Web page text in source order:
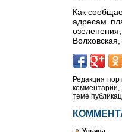
Как
адресам
Редакция
комментарии,
теме